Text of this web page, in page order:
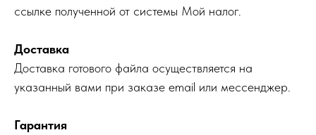
ссылке полученной от системы Мой налог.
Доставка
Доставка готового файла осуществляется на
указанный вами при заказе email или мессенджер.
Гарантия